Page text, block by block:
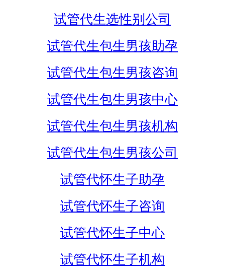
试管代生选性别公司
试管代生包生男孩助孕
试管代生包生男孩咨询
试管代生包生男孩中心
试管代生包生男孩机构
试管代生包生男孩公司
试管代怀生子助孕
试管代怀生子咨询
试管代怀生子中心
试管代怀生子机构